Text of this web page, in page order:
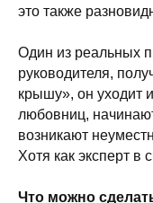
это также
Один из реальных
руководителя,
крышу», он уходит
любовниц,
возникают
Хотя как эксперт в
Что можно